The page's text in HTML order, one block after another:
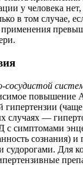
у человека нет,
в том случае,
применения
сосудистой
повышение
гипертензии
случаях —
с симптомами
сознания)
судорогами. Для